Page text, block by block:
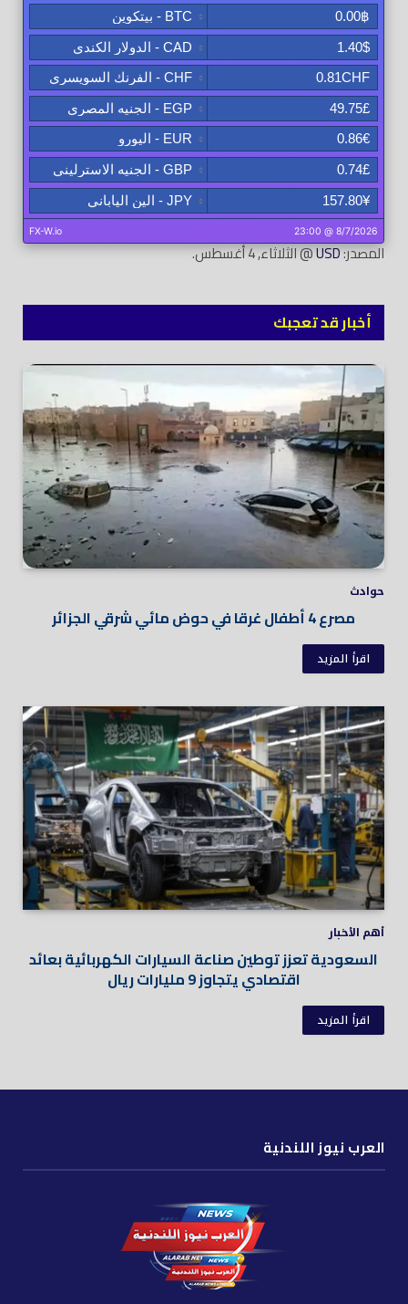
المصدر:USD@ الثلاثاء, 4 أغسطس.
أخبار قد تعجبك
حوادث
مصرع 4 أطفال غرقا في حوض مائي شرقي الجزائر
اقرأ المزيد
أهم الأخبار
السعودية تعزز توطين صناعة السيارات الكهربائية بعائد
اقتصادي يتجاوز 9 مليارات ريال
اقرأ المزيد
العرب نيوز اللندنية